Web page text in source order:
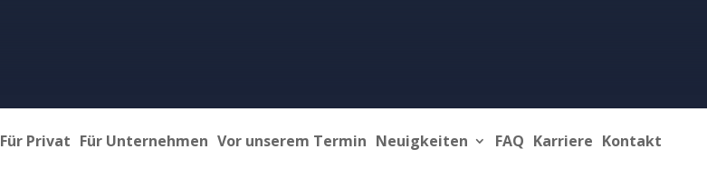
Für Privat Für Unternehmen Vor unserem Termin Neuigkeiten FAQ Karriere Kontakt